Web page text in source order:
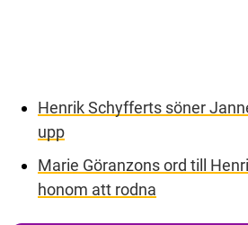
Henrik Schyfferts söner
upp
Marie Göranzons ord till
honom att rodna